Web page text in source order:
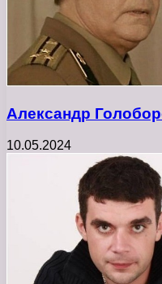
Александр
10.05.2024